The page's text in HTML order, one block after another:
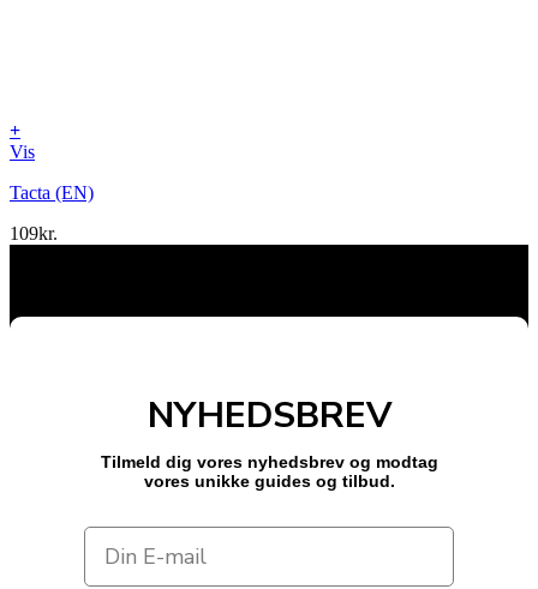
+
Vis
Tacta (EN)
109kr.
NYHEDSBREV
Tilmeld dig vores nyhedsbrev og modtag
vores unikke guides og tilbud.